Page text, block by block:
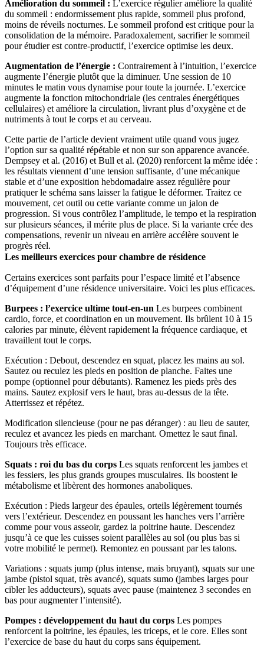
Amélioration du sommeil : L’exercice régulier améliore la qualité
du sommeil : endormissement plus rapide, sommeil plus profond,
moins de réveils nocturnes. Le sommeil profond est critique pour la
consolidation de la mémoire. Paradoxalement, sacrifier le sommeil
pour étudier est contre-productif, l’exercice optimise les deux.
Augmentation de l’énergie : Contrairement à l’intuition, l’exercice
augmente l’énergie plutôt que la diminuer. Une session de 10
minutes le matin vous dynamise pour toute la journée. L’exercice
augmente la fonction mitochondriale (les centrales énergétiques
cellulaires) et améliore la circulation, livrant plus d’oxygène et de
nutriments à tout le corps et au cerveau.
Cette partie de l’article devient vraiment utile quand vous jugez
l’option sur sa qualité répétable et non sur son apparence avancée.
Dempsey et al. (2016) et Bull et al. (2020) renforcent la même idée :
les résultats viennent d’une tension suffisante, d’une mécanique
stable et d’une exposition hebdomadaire assez régulière pour
pratiquer le schéma sans laisser la fatigue le déformer. Traitez ce
mouvement, cet outil ou cette variante comme un jalon de
progression. Si vous contrôlez l’amplitude, le tempo et la respiration
sur plusieurs séances, il mérite plus de place. Si la variante crée des
compensations, revenir un niveau en arrière accélère souvent le
progrès réel.
Les meilleurs exercices pour chambre de résidence
Certains exercices sont parfaits pour l’espace limité et l’absence
d’équipement d’une résidence universitaire. Voici les plus efficaces.
Burpees : l’exercice ultime tout-en-un Les burpees combinent
cardio, force, et coordination en un mouvement. Ils brûlent 10 à 15
calories par minute, élèvent rapidement la fréquence cardiaque, et
travaillent tout le corps.
Exécution : Debout, descendez en squat, placez les mains au sol.
Sautez ou reculez les pieds en position de planche. Faites une
pompe (optionnel pour débutants). Ramenez les pieds près des
mains. Sautez explosif vers le haut, bras au-dessus de la tête.
Atterrissez et répétez.
Modification silencieuse (pour ne pas déranger) : au lieu de sauter,
reculez et avancez les pieds en marchant. Omettez le saut final.
Toujours très efficace.
Squats : roi du bas du corps Les squats renforcent les jambes et
les fessiers, les plus grands groupes musculaires. Ils boostent le
métabolisme et libèrent des hormones anaboliques.
Exécution : Pieds largeur des épaules, orteils légèrement tournés
vers l’extérieur. Descendez en poussant les hanches vers l’arrière
comme pour vous asseoir, gardez la poitrine haute. Descendez
jusqu’à ce que les cuisses soient parallèles au sol (ou plus bas si
votre mobilité le permet). Remontez en poussant par les talons.
Variations : squats jump (plus intense, mais bruyant), squats sur une
jambe (pistol squat, très avancé), squats sumo (jambes larges pour
cibler les adducteurs), squats avec pause (maintenez 3 secondes en
bas pour augmenter l’intensité).
Pompes : développement du haut du corps Les pompes
renforcent la poitrine, les épaules, les triceps, et le core. Elles sont
l’exercice de base du haut du corps sans équipement.